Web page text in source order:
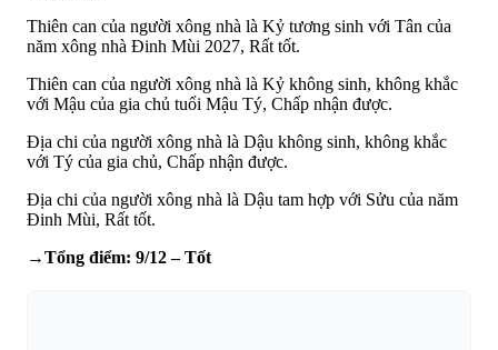
Thiên can của người xông nhà là Kỷ tương sinh với Tân của
năm xông nhà Đinh Mùi 2027, Rất tốt.
Thiên can của người xông nhà là Kỷ không sinh, không khắc
với Mậu của gia chủ tuổi Mậu Tý, Chấp nhận được.
Địa chi của người xông nhà là Dậu không sinh, không khắc
với Tý của gia chủ, Chấp nhận được.
Địa chi của người xông nhà là Dậu tam hợp với Sửu của năm
Đinh Mùi, Rất tốt.
→Tổng điểm: 9/12 – Tốt